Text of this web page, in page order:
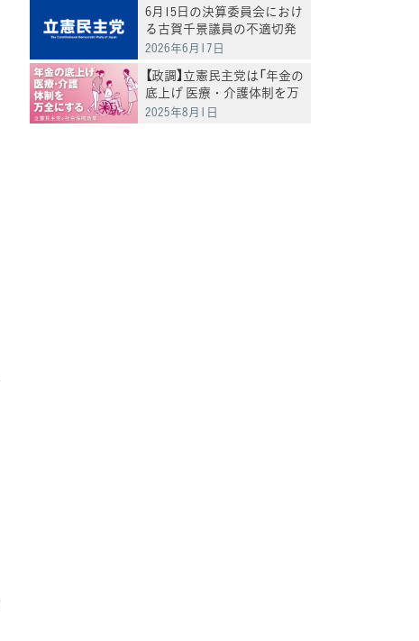
6月15日の決算委員会におけ
る古賀千景議員の不適切発
言と処分について
2026年6月17日
【政調】立憲民主党は「年金の
底上げ 医療・介護体制を万
全にする」
2025年8月1日